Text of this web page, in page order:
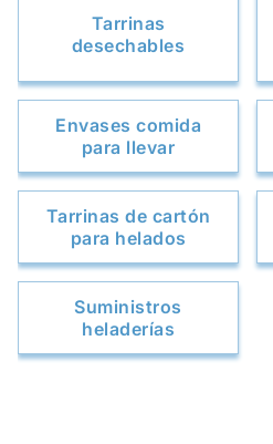
Tarrinas
desechables
Envases comida
para llevar
Tarrinas de cartón
para helados
Suministros
heladerías